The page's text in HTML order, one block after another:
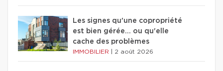
Les signes qu'une copropriété
est bien gérée… ou qu'elle
cache des problèmes
IMMOBILIER 2 août 2026